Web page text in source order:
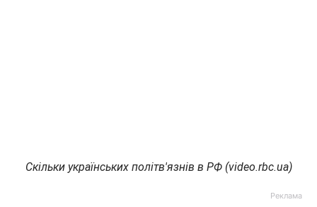
Скільки українських політв'язнів в РФ (video.rbc.ua)